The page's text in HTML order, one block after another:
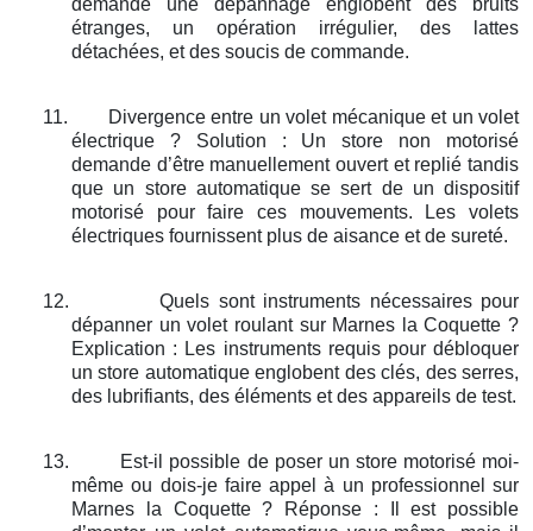
demande une dépannage englobent des bruits
étranges, un opération irrégulier, des lattes
détachées, et des soucis de commande.
11.
Divergence entre un volet mécanique et un volet
électrique ? Solution : Un store non motorisé
demande d’être manuellement ouvert et replié tandis
que un store automatique se sert de un dispositif
motorisé pour faire ces mouvements. Les volets
électriques fournissent plus de aisance et de sureté.
12.
Quels sont instruments nécessaires pour
dépanner un volet roulant sur Marnes la Coquette ?
Explication : Les instruments requis pour débloquer
un store automatique englobent des clés, des serres,
des lubrifiants, des éléments et des appareils de test.
13.
Est-il possible de poser un store motorisé moi-
même ou dois-je faire appel à un professionnel sur
Marnes la Coquette ? Réponse : Il est possible